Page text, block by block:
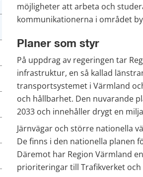
möjligheter att arbeta och
kommunikationerna i området
Planer som styr
På uppdrag av regeringen tar
infrastruktur, en så kallad
transportsystemet i Värmland
och hållbarhet. Den nuvarande
2033 och innehåller drygt en
Järnvägar och större nationella
De finns i den nationella planen
Däremot har Region Värmland
prioriteringar till Trafikverket och